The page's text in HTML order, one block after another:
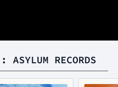
ASYLUM RECORDS